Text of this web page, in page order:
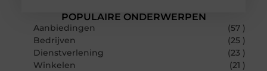
POPULAIRE ONDERWERPEN
Aanbiedingen
(57 )
Bedrijven
(25 )
Dienstverlening
(23 )
Winkelen
(21 )